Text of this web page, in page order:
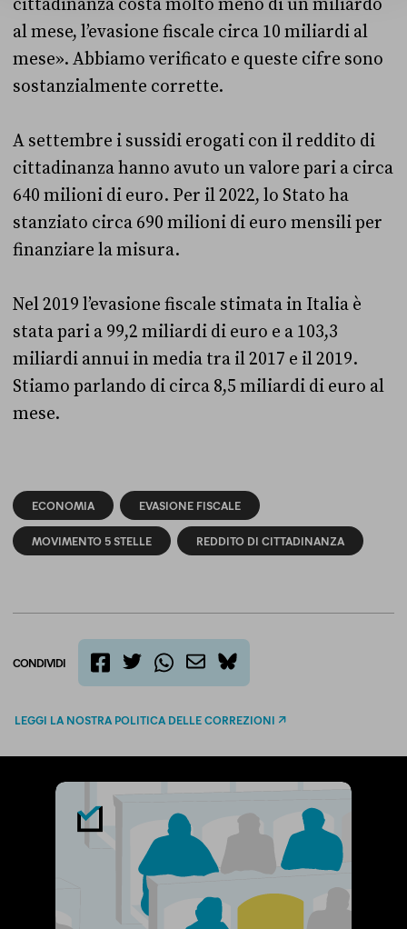
cittadinanza costa molto meno di un miliardo
al mese, l’evasione fiscale circa 10 miliardi al
mese». Abbiamo verificato e queste cifre sono
sostanzialmente corrette.
A settembre i sussidi erogati con il reddito di
cittadinanza hanno avuto un valore pari a circa
640 milioni di euro. Per il 2022, lo Stato ha
stanziato circa 690 milioni di euro mensili per
finanziare la misura.
Nel 2019 l’evasione fiscale stimata in Italia è
stata pari a 99,2 miliardi di euro e a 103,3
miliardi annui in media tra il 2017 e il 2019.
Stiamo parlando di circa 8,5 miliardi di euro al
mese.
ECONOMIA EVASIONE FISCALE
MOVIMENTO 5 STELLE REDDITO DI CITTADINANZA
CONDIVIDI
bluesky
LEGGI LA NOSTRA POLITICA DELLE CORREZIONI